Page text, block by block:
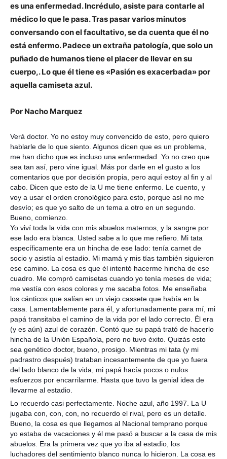
es una enfermedad. Incrédulo, asiste para contarle al
médico lo que le pasa. Tras pasar varios minutos
conversando con el facultativo, se da cuenta que él no
está enfermo. Padece un extraña patología, que solo un
puñado de humanos tiene el placer de llevar en su
cuerpo,. Lo que él tiene es «Pasión es exacerbada» por
aquella camiseta azul.
Por Nacho Marquez
Verá doctor. Yo no estoy muy convencido de esto, pero quiero
hablarle de lo que siento. Algunos dicen que es un problema,
me han dicho que es incluso una enfermedad. Yo no creo que
sea tan así, pero vine igual. Más por darle en el gusto a los
comentarios que por decisión propia, pero aquí estoy al fin y al
cabo. Dicen que esto de la U me tiene enfermo. Le cuento, y
voy a usar el orden cronológico para esto, porque así no me
desvío; es que yo salto de un tema a otro en un segundo.
Bueno, comienzo.
Yo viví toda la vida con mis abuelos maternos, y la sangre por
ese lado era blanca. Usted sabe a lo que me refiero. Mi tata
específicamente era un hincha de ese lado: tenía carnet de
socio y asistía al estadio. Mi mamá y mis tías también siguieron
ese camino. La cosa es que él intentó hacerme hincha de ese
cuadro. Me compró camisetas cuando yo tenía meses de vida;
me vestía con esos colores y me sacaba fotos. Me enseñaba
los cánticos que salían en un viejo cassete que había en la
casa. Lamentablemente para él, y afortunadamente para mí, mi
papá transitaba el camino de la vida por el lado correcto. Él era
(y es aún) azul de corazón. Contó que su papá trató de hacerlo
hincha de la Unión Española, pero no tuvo éxito. Quizás esto
sea genético doctor, bueno, prosigo. Mientras mi tata (y mi
padrastro después) trataban incesantemente de que yo fuera
del lado blanco de la vida, mi papá hacía pocos o nulos
esfuerzos por encarrilarme. Hasta que tuvo la genial idea de
llevarme al estadio.
Lo recuerdo casi perfectamente. Noche azul, año 1997. La U
jugaba con, con, con, no recuerdo el rival, pero es un detalle.
Bueno, la cosa es que llegamos al Nacional temprano porque
yo estaba de vacaciones y él me pasó a buscar a la casa de mis
abuelos. Era la primera vez que yo iba al estadio, los
luchadores del sentimiento blanco nunca lo hicieron. La cosa es